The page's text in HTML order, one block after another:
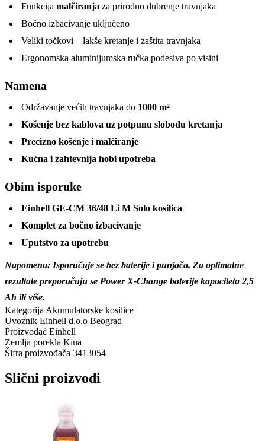
Funkcija malčiranja za prirodno đubrenje travnjaka
Bočno izbacivanje uključeno
Veliki točkovi – lakše kretanje i zaštita travnjaka
Ergonomska aluminijumska ručka podesiva po visini
Namena
Održavanje većih travnjaka do 1000 m²
Košenje bez kablova uz potpunu slobodu kretanja
Precizno košenje i malčiranje
Kućna i zahtevnija hobi upotreba
Obim isporuke
Einhell GE-CM 36/48 Li M Solo kosilica
Komplet za bočno izbacivanje
Uputstvo za upotrebu
Napomena: Isporučuje se bez baterije i punjača. Za optimalne
rezultate preporučuju se Power X-Change baterije kapaciteta 2,5
Ah ili više.
Kategorija Akumulatorske kosilice
Uvoznik Einhell d.o.o Beograd
Proizvođač Einhell
Zemlja porekla Kina
Šifra proizvođača 3413054
Slični proizvodi